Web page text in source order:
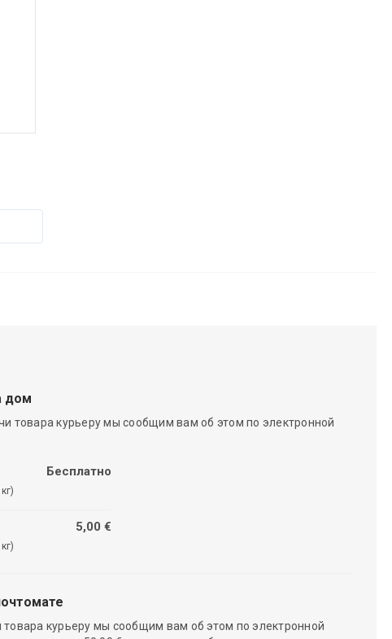
дом
товара курьеру мы сообщим вам об этом по электронной
Бесплатно
5,00 €
курьеру мы сообщим вам об этом по электронной